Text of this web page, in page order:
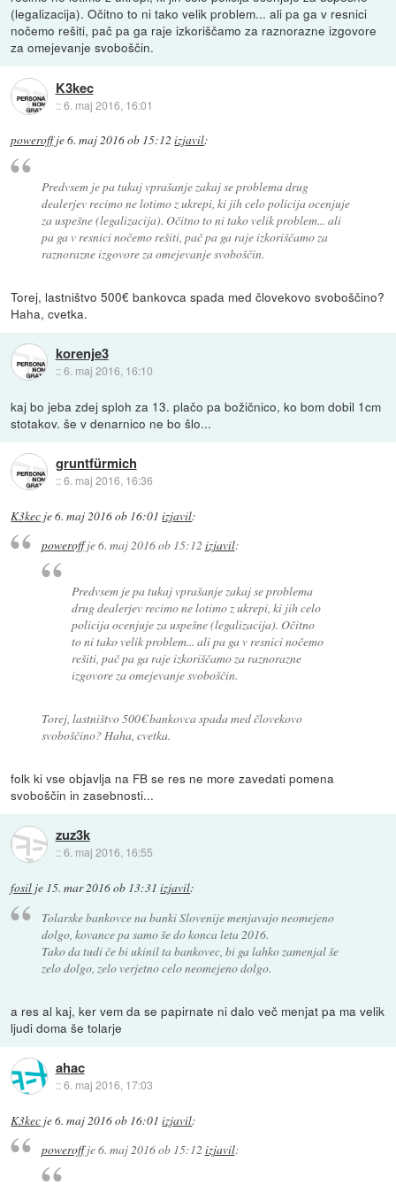
(legalizacija). Očitno to ni tako velik problem... ali pa ga v resnici
nočemo rešiti, pač pa ga raje izkoriščamo za raznorazne izgovore
za omejevanje svoboščin.
K3kec
::6. maj 2016, 16:01
poweroffje6. maj 2016 ob 15:12 izjavil:
Predvsem je pa tukaj vprašanje zakaj se problema drug
dealerjev recimo ne lotimo z ukrepi, ki jih celo policija ocenjuje
za uspešne (legalizacija). Očitno to ni tako velik problem... ali
pa ga v resnici nočemo rešiti, pač pa ga raje izkoriščamo za
raznorazne izgovore za omejevanje svoboščin.
Torej, lastništvo 500€ bankovca spada med človekovo svoboščino?
Haha, cvetka.
korenje3
::6. maj 2016, 16:10
kaj bo jeba zdej sploh za 13. plačo pa božičnico, ko bom dobil 1cm
stotakov. še v denarnico ne bo šlo...
gruntfürmich
::6. maj 2016, 16:36
K3kec je6. maj 2016 ob 16:01 izjavil:
poweroffje6. maj 2016 ob 15:12 izjavil:
Predvsem je pa tukaj vprašanje zakaj se problema
drug dealerjev recimo ne lotimo z ukrepi, ki jih celo
policija ocenjuje za uspešne (legalizacija). Očitno
to ni tako velik problem... ali pa ga v resnici nočemo
rešiti, pač pa ga raje izkoriščamo za raznorazne
izgovore za omejevanje svoboščin.
Torej, lastništvo 500€ bankovca spada med človekovo
svoboščino? Haha, cvetka.
folk ki vse objavlja na FB se res ne more zavedati pomena
svoboščin in zasebnosti...
zuz3k
::6. maj 2016, 16:55
fosil je 15. mar 2016 ob 13:31 izjavil:
Tolarske bankovce na banki Slovenije menjavajo neomejeno
dolgo, kovance pa samo še do konca leta 2016.
Tako da tudi če bi ukinil ta bankovec, bi ga lahko zamenjal še
zelo dolgo, zelo verjetno celo neomejeno dolgo.
a res al kaj, ker vem da se papirnate ni dalo več menjat pa ma velik
ljudi doma še tolarje
ahac
::6. maj 2016, 17:03
K3kec je6. maj 2016 ob 16:01 izjavil:
poweroffje6. maj 2016 ob 15:12 izjavil: